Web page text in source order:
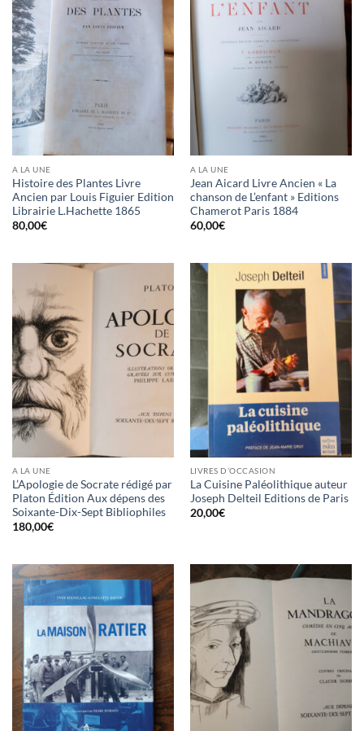
A LA UNE
Histoire des Plantes Livre
Ancien par Louis Figuier Edition
Librairie L.Hachette 1865
80,00€
A LA UNE
Jean Aicard Livre Ancien « La
chanson de L’enfant » Editions
Chamerot Paris 1884
60,00€
A LA UNE
L’Apologie de Socrate rédigé par
Platon Édition Aux dépens des
Soixante-Dix-Sept Bibliophiles
180,00€
LIVRES D’OCCASION
La Cuisine Paléolithique auteur
Joseph Delteil Editions de Paris
20,00€